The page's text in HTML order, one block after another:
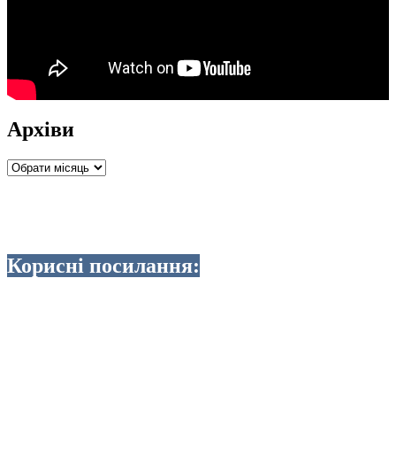
Архіви
Архіви
Корисні посилання: